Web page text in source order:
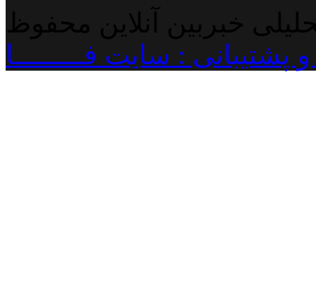
خبربین آنلاین محفوظ
: سایت فـــــــــا